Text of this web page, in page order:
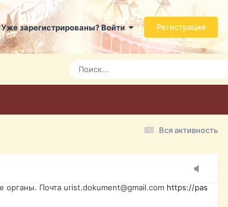
Уже зарегистрированы? Войти Регистрация
Вся активность
ребенок. Быстрое оформление договора с
7 Mar 3:21
7 Mar 3:24
7 Mar 3:28
15 Mar 16:47
Почта urist.dokument@gmail.com https://pas